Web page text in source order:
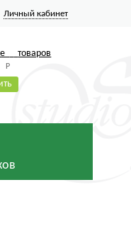
Личный кабинет
товаров
Р